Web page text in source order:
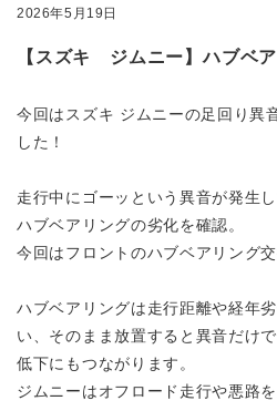
2026年5月19日
【スズキ ジムニー】ハブベ
今回はスズキ ジムニーの足回り異
した！
走行中にゴーッという異音が発生
ハブベアリングの劣化を確認。
今回はフロントのハブベアリング
ハブベアリングは走行距離や経年
い、そのまま放置すると異音だけ
低下にもつながります。
ジムニーはオフロード走行や悪路